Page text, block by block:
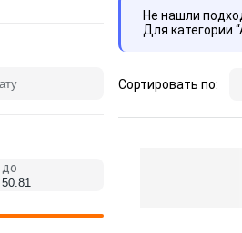
до
Не нашли
Для категории
Сортировать по: